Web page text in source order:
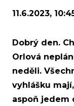
11.6.2023,
Dobrý den.
Orlová
neděli.
vyhlášku
aspoň jedem